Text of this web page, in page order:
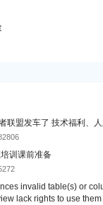
联盟发车了 技术福利、人
训课前准备
invalid table(s) or
lack rights to use them